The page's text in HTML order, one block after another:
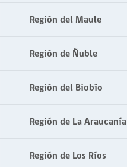
Región del Maule
Región de Ñuble
Región del Biobío
Región de La Araucanía
Región de Los Ríos